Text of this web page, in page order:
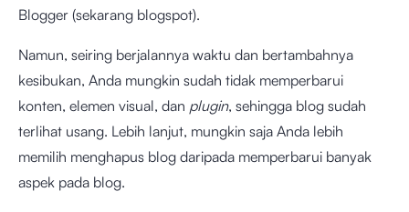
Blogger (sekarang blogspot).
Namun, seiring berjalannya waktu dan bertambahnya
kesibukan, Anda mungkin sudah tidak memperbarui
konten, elemen visual, dan plugin, sehingga blog sudah
terlihat usang. Lebih lanjut, mungkin saja Anda lebih
memilih menghapus blog daripada memperbarui banyak
aspek pada blog.